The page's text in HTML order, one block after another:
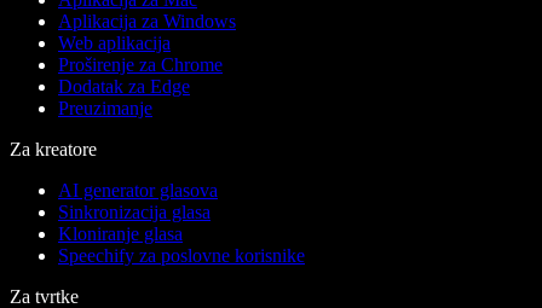
Aplikacija za Windows
Web aplikacija
Proširenje za Chrome
Dodatak za Edge
Preuzimanje
Za kreatore
AI generator glasova
Sinkronizacija glasa
Kloniranje glasa
Speechify za poslovne korisnike
Za tvrtke